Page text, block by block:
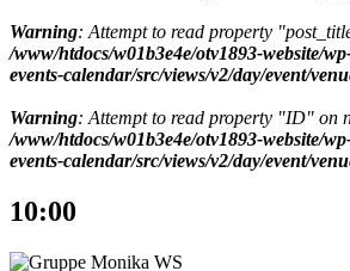
Warning: Attempt to read property
/www/htdocs/w01b3e4e/otv1893-website/
events-calendar/src/views/v2/day/event/
Warning: Attempt to read property "ID" on
/www/htdocs/w01b3e4e/otv1893-website/
events-calendar/src/views/v2/day/event/
10:00